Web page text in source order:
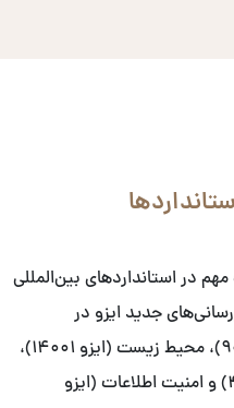
در استانداردهای بین‌المللی
جدید ایزو در
زمینه‌های مدیریت کیفیت (ایزو ۹۰۰۱)، محیط زیست (ایزو ۱۴۰۰۱)،
ایمنی و بهداشت شغلی (ایزو ۴۵۰۰۱) و امنیت اطلاعات (ایزو